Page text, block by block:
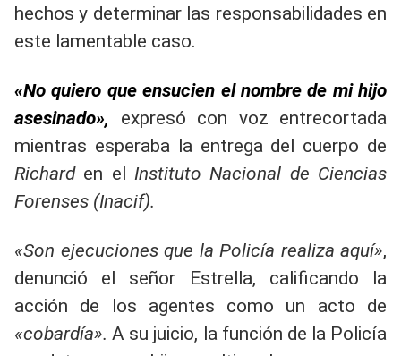
hechos y determinar las responsabilidades en
este lamentable caso.
«No quiero que ensucien el nombre de mi hijo
asesinado», expresó con voz entrecortada
mientras esperaba la entrega del cuerpo de
Richarden el Instituto Nacional de Ciencias
Forenses (Inacif).
«Son ejecuciones que la Policía realiza aquí»,
denunció el señor Estrella, calificando la
acción de los agentes como un acto de
«cobardía». A su juicio, la función de la Policía